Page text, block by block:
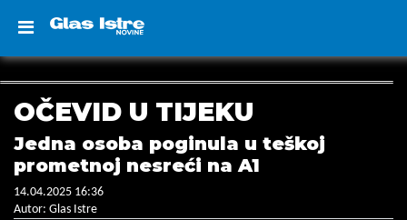
OČEVID U TIJEKU
Jedna osoba poginula u teškoj
prometnoj nesreći na A1
14.04.2025 16:36
Autor: Glas Istre